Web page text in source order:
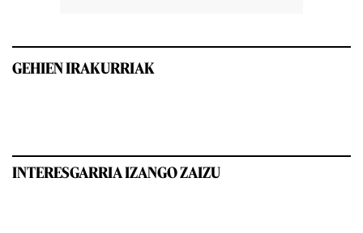
GEHIEN IRAKURRIAK
INTERESGARRIA IZANGO ZAIZU